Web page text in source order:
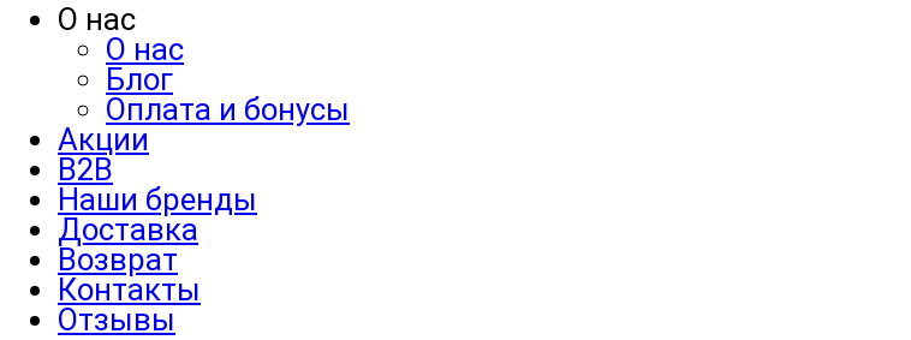
О нас
О нас
Блог
Оплата и бонусы
Акции
B2B
Наши бренды
Доставка
Возврат
Контакты
Отзывы